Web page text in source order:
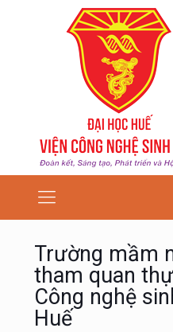
Trường mầm
tham quan
Công nghệ
Huế